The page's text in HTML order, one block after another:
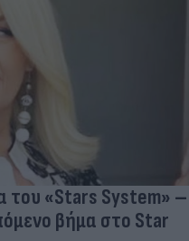
του «Stars System» –
βήμα στο Star